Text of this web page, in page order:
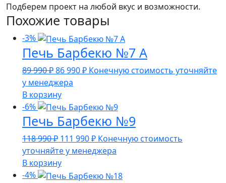
Подберем проект на любой вкус и возможности.
Похожие товары
-3%
Печь Барбекю №7 А
89 990₽Первоначальная
цена
составляла
89
990 ₽.
86 990₽Текущая
990 ₽.
Конечную стоимость уточняйте
у менеджера
В корзину
-6%
Печь Барбекю №9
118 990₽ Первоначальная
цена
составляла
118
111 990₽Текущая
цена:
990 ₽.
Конечную стоимость
уточняйте у менеджера
В корзину
-4%